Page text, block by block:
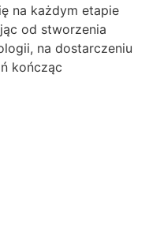
na każdym etapie
od stworzenia
na dostarczeniu
kończąc